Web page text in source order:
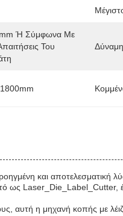
Ή Σύμφωνα Με
Του
και αποτελεσματική
ως Laser_Die_Label_Cutter,
αυτή η μηχανή κοπής με